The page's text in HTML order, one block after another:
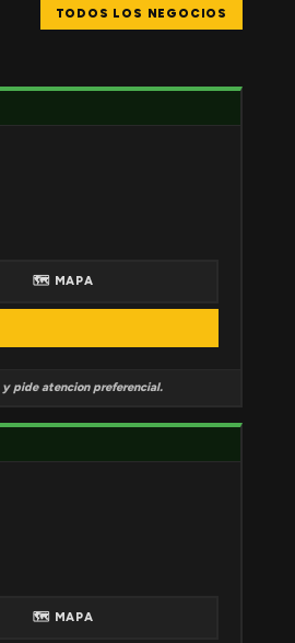
TODOS LOS NEGOCIOS
🗺 MAPA
y pide atencion preferencial.
🗺 MAPA